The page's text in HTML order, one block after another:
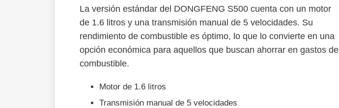
La versión estándar del DONGFENG S500 cuenta con un motor
de 1.6 litros y una transmisión manual de 5 velocidades. Su
rendimiento de combustible es óptimo, lo que lo convierte en una
opción económica para aquellos que buscan ahorrar en gastos de
combustible.
Motor de 1.6 litros
Transmisión manual de 5 velocidades